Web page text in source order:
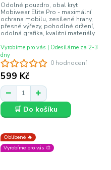
0 hodnocení
Odolné pouzdro, obal kryt
Mobiwear Elite Pro - maximální
ochrana mobilu, zesílené hrany,
přesné výřezy, pohodlné držení,
odolná grafika, kvalitní materiály
599 Kč
Vyrobíme pro vás | Odesíláme za 2-3
dny
🛒 Do košíku
Oblíbené 🔥
Vyrobíme pro vás 🎨